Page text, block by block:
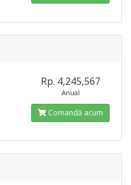
Rp. 4,245,567
Anual
Comandă acum